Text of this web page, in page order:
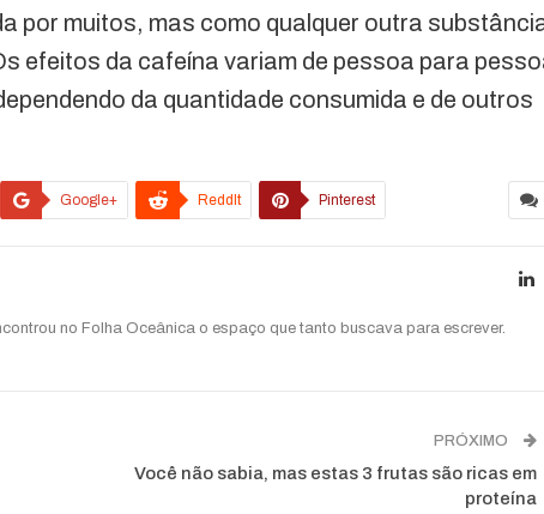
por muitos, mas como qualquer outra
efeitos da cafeína variam de pessoa para
da quantidade consumida e de outros
Google+ ReddIt Pinterest
no Folha Oceânica o espaço que tanto buscava para escrever.
PRÓXIMO
Você não sabia, mas estas 3 frutas são ricas em
proteína